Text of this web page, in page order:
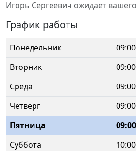
Игорь Сергеевич ожидает
График работы
Понедельник 09:00
Вторник
09:00
Среда
09:00
Четверг
09:00
Пятница
09:00
Суббота
10:00